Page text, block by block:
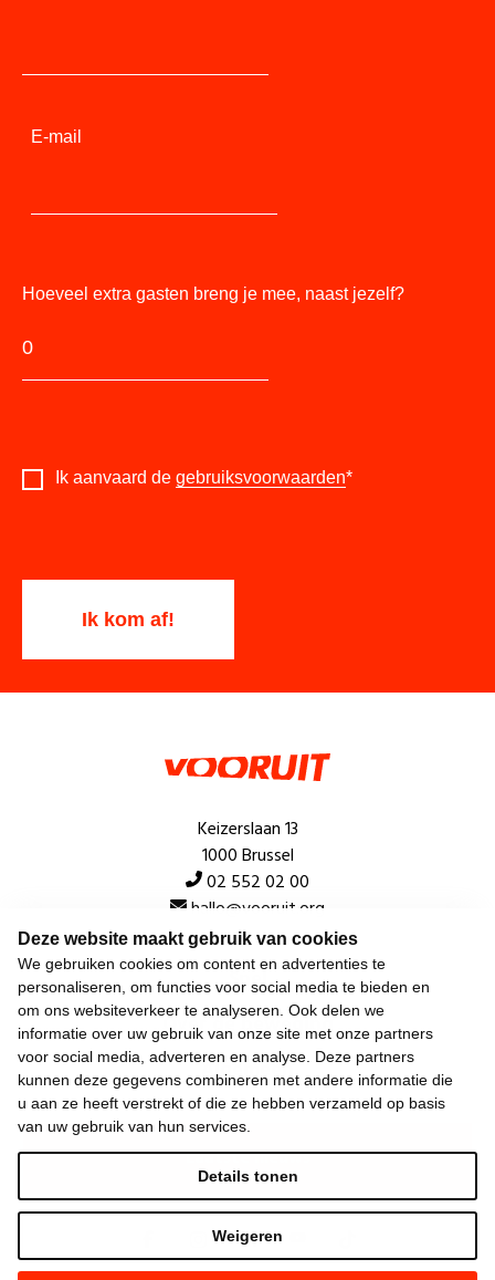
Deze website maakt gebruik van cookies
We gebruiken cookies om content en advertenties te
personaliseren, om functies voor social media te bieden en
om ons websiteverkeer te analyseren. Ook delen we
informatie over uw gebruik van onze site met onze partners
voor social media, adverteren en analyse. Deze partners
kunnen deze gegevens combineren met andere informatie die
u aan ze heeft verstrekt of die ze hebben verzameld op basis
van uw gebruik van hun services.
Weigeren
Details tonen
E-mail
Hoeveel extra gasten breng je mee, naast jezelf?
Ik aanvaard de gebruiksvoorwaarden*
Keizerslaan 13
1000 Brussel
02 552 02 00
hallo@vooruit.org
Snel
Over de beweging
Algemeen
Laatste nieuws